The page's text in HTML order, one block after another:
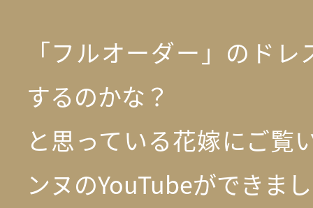
「フルオーダー」のド
するのかな？
と思っている花嫁にご覧
ンヌのYouTubeができま